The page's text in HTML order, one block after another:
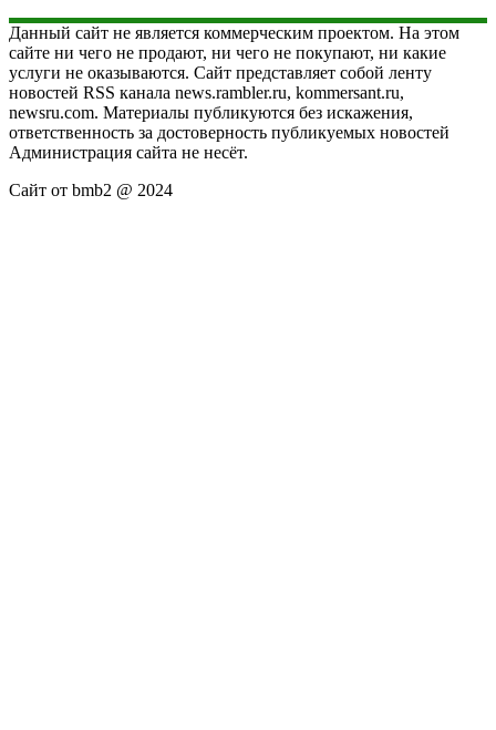
Данный сайт не является коммерческим проектом. На этом
сайте ни чего не продают, ни чего не покупают, ни какие
услуги не оказываются. Сайт представляет собой ленту
новостей RSS канала news.rambler.ru, kommersant.ru,
newsru.com. Материалы публикуются без искажения,
ответственность за достоверность публикуемых новостей
Администрация сайта не несёт.
Сайт от bmb2 @ 2024